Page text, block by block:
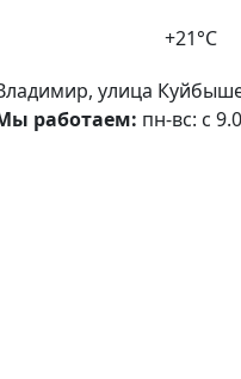
+21°С
улица
работаем: пн-вс: с